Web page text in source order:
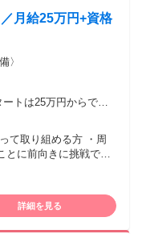
月給25万円+資格
〉
とに前向きに挑戦でき
詳細を見る